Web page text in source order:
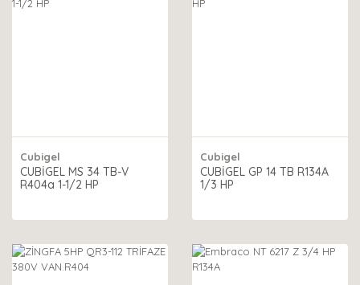
Cubigel
CUBİGEL MS 34 TB-V
R404a 1-1/2 HP
Cubigel
CUBİGEL GP 14 TB R134A
1/3 HP